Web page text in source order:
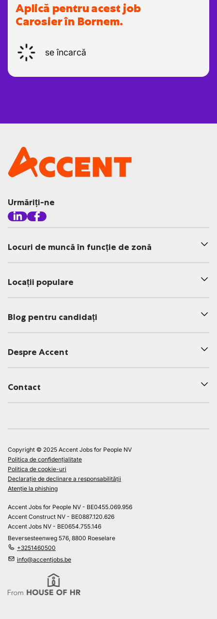
Aplică pentru acest job
Carosier în Bornem.
se încarcă
Urmăriți-ne
Locuri de muncă în funcție de zonă
Locații populare
Blog pentru candidați
Despre Accent
Contact
Copyright © 2025 Accent Jobs for People NV
Politica de confidențialitate
Politica de cookie-uri
Declarație de declinare a responsabilității
Atenție la phishing
Accent Jobs for People NV - BE0455.069.956
Accent Construct NV - BE0887.120.626
Accent Jobs NV - BE0654.755.146
Beversesteenweg 576, 8800 Roeselare
+3251460500
info@accentjobs.be